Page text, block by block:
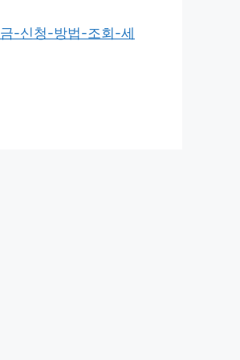
-신청-방법-조회-세